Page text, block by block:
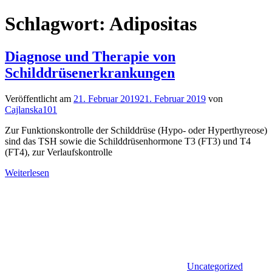
Schlagwort: Adipositas
Diagnose und Therapie von
Schilddrüsenerkrankungen
Veröffentlicht am 21. Februar 201921. Februar 2019 von
Cajlanska101
Zur Funktionskontrolle der Schilddrüse (Hypo- oder Hyperthyreose)
sind das TSH sowie die Schilddrüsenhormone T3 (FT3) und T4
(FT4), zur Verlaufskontrolle
Weiterlesen
Uncategorized